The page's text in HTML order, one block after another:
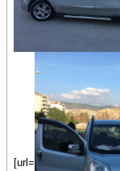
[url=